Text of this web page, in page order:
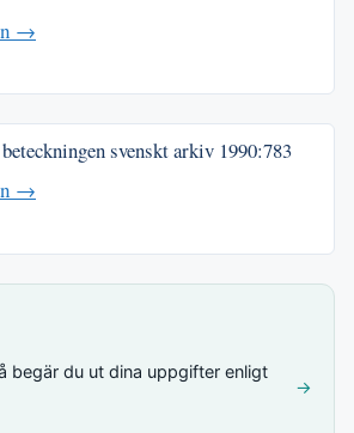
→
svenskt arkiv 1990:783
→
begär du ut dina uppgifter enligt
→